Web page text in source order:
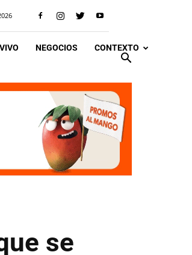
NEGOCIOS CONTEXTO
se